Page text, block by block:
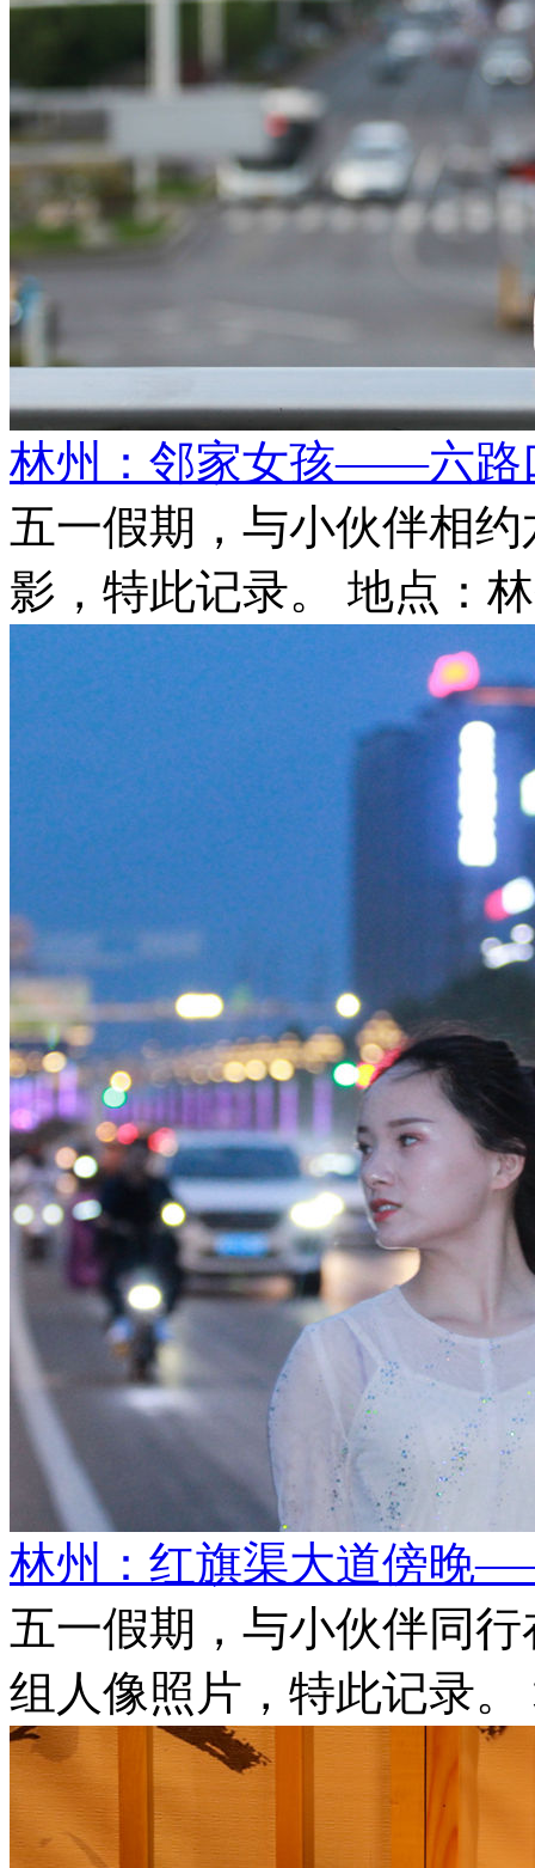
林州：邻家女孩——六路
五一假期，与小伙伴相
影，特此记录。 地点：
林州：红旗渠大道傍晚
五一假期，与小伙伴同
组人像照片，特此记录